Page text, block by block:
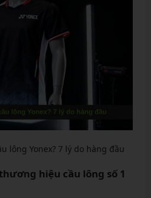
lông Yonex? 7 lý do hàng đầu
hiệu cầu lông số 1